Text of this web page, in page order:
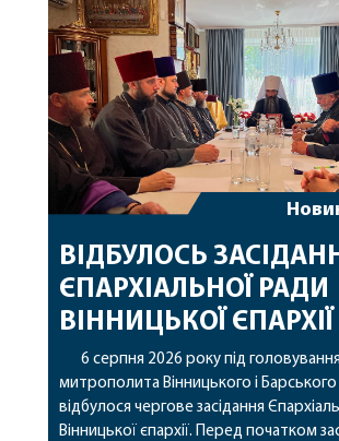
архімандрит Єнох (Торак), благочинний
Жмеринського округу протоієрей
Коромчевський, клірики […]
ВІДБУЛОСЬ
ЄПАРХІАЛЬНОЇ РАДИ
ВІННИЦЬКОЇ ЄПАРХІЇ
6 серпня 2026 року під
митрополита Вінницького і
відбулося чергове засідання
Вінницької єпархії. Перед початком